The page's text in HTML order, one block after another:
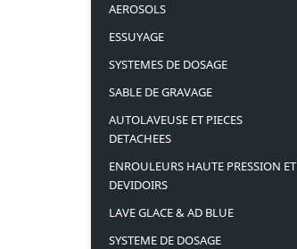
AEROSOLS
ESSUYAGE
SYSTEMES DE DOSAGE
SABLE DE GRAVAGE
AUTOLAVEUSE ET PIECES
DETACHEES
ENROULEURS HAUTE PRESSION ET
DEVIDOIRS
LAVE GLACE & AD BLUE
SYSTEME DE DOSAGE